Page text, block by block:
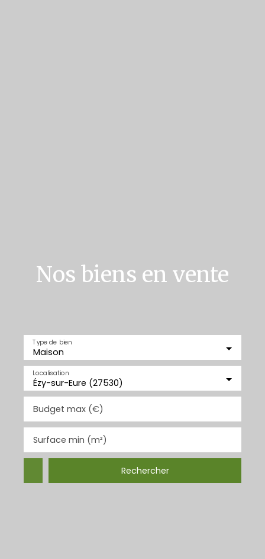
Nos biens en vente
Maison
Type de bien
Ézy-sur-Eure (27530)
Localisation
Budget max (€)
Surface min (m²)
Rechercher